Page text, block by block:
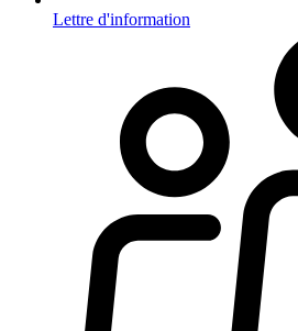
Lettre d'information